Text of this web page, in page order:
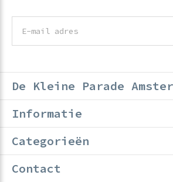
De Kleine Parade
Informatie
Categorieën
Contact